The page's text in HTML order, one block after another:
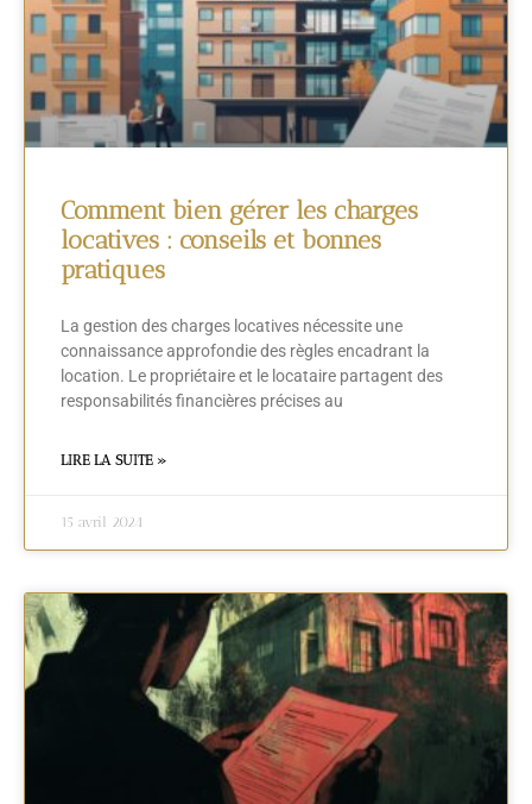
Comment bien gérer les charges
locatives : conseils et bonnes
pratiques
La gestion des charges locatives nécessite une
connaissance approfondie des règles encadrant la
location. Le propriétaire et le locataire partagent des
responsabilités financières précises au
LIRE LA SUITE »
15 avril 2024